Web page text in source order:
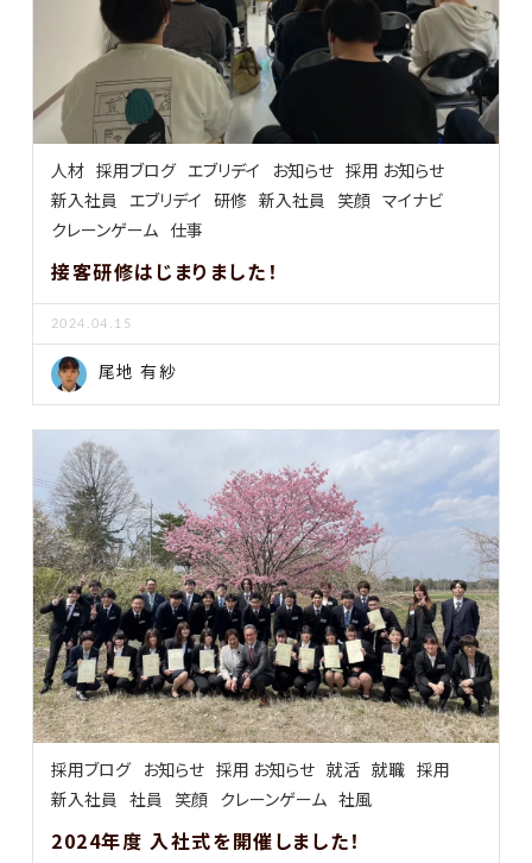
人材 採用ブログ エブリデイ お知らせ 採用 お知らせ
新入社員 エブリデイ 研修 新入社員 笑顔 マイナビ
クレーンゲーム 仕事
接客研修はじまりました！
2024.04.15
尾地 有紗
採用ブログ お知らせ 採用 お知らせ 就活 就職 採用
新入社員 社員 笑顔 クレーンゲーム 社風
2024年度 入社式を開催しました！